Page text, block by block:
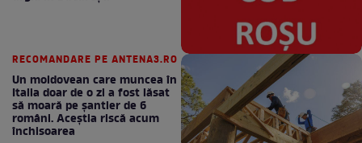
RECOMANDARE PE ANTENA3.RO
Un moldovean care muncea în
Italia doar de o zi a fost lăsat
să moară pe şantier de 6
români. Aceștia riscă acum
închisoarea